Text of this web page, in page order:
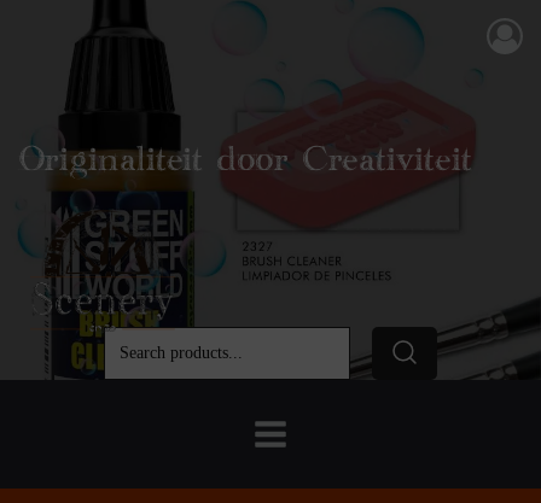
Originaliteit door Creativiteit